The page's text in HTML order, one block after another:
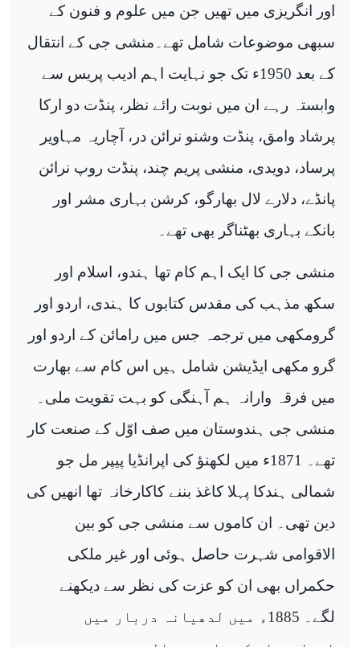
اور انگریزی میں تھیں جن میں علوم و فنون کے
سبھی موضوعات شامل تھے۔منشی جی کے انتقال
کے بعد 1950ء تک جو نہایت اہم ادیب پریس سے
وابستہ رہے ان میں نوبت رائے نظر، پنڈت دو ارکا
پرشاد وامق، پنڈت وشنو نرائن در، آچاریہ مہاویر
پرساد، دویدی، منشی پریم چند، پنڈت روپ نرائن
پانڈے، دلارے لال بھارگو، کرشن بہاری مشر اور
بانکے بہاری بھٹناگر بھی تھے۔
منشی جی کا ایک اہم کام تھا ہندو، اسلام اور
سکھ مذہب کی مقدس کتابوں کا ہندی، اردو اور
گرومکھی میں ترجمہ جس میں رامائن کے اردو اور
گرو مکھی ایڈیشن شامل ہیں اس کام سے بھارت
میں فرقہ وارانہ ہم آہنگی کو بہت تقویت ملی۔
منشی جی ہندوستان میں صف اوّل کے صنعت کار
تھے۔ 1871ء میں لکھنؤ کی اپرانڈیا پیپر مل جو
شمالی ہندکا پہلا کاغذ بننے کاکارخانہ تھا انھیں کی
دین تھی۔ ان کاموں سے منشی جی کو بین
الاقوامی شہرت حاصل ہوئی اور غیر ملکی
حکمراں بھی ان کو عزت کی نظر سے دیکھنے
لگے۔ 1885ء میں لدھیانہ دربار میں